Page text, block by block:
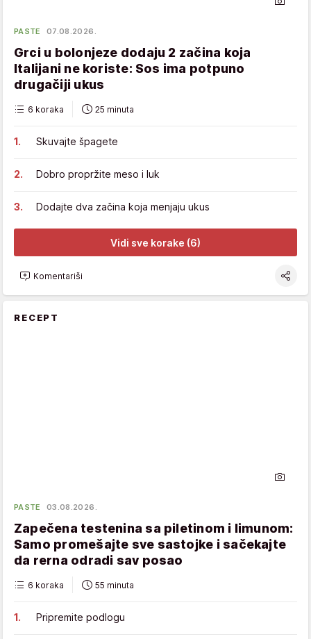
PASTE 07.08.2026.
Grci u bolonjeze dodaju 2 začina koja
Italijani ne koriste: Sos ima potpuno
drugačiji ukus
6 koraka 25 minuta
Skuvajte špagete
Dobro propržite meso i luk
Dodajte dva začina koja menjaju ukus
Vidi sve korake (6)
Komentariši
RECEPT
PASTE 03.08.2026.
Zapečena testenina sa piletinom i limunom:
Samo promešajte sve sastojke i sačekajte
da rerna odradi sav posao
6 koraka 55 minuta
Pripremite podlogu